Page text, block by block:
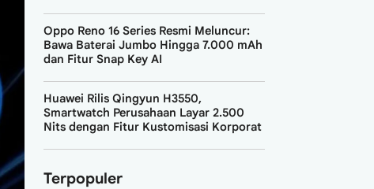
Oppo Reno 16 Series Resmi Meluncur:
Bawa Baterai Jumbo Hingga 7.000 mAh
dan Fitur Snap Key AI
Huawei Rilis Qingyun H3550,
Smartwatch Perusahaan Layar 2.500
Nits dengan Fitur Kustomisasi Korporat
Terpopuler